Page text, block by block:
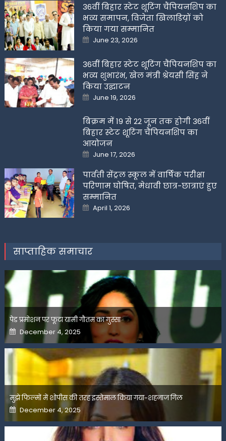
36वीं बिहार स्टेट शूटिंग चैंपियनशिप का
भव्य समापन, विजेता खिलाडिय़ों को
किया गया सम्मानित
Posted
on
June 23, 2026
36वीं बिहार स्टेट शूटिंग चैंपियनशिप का
भव्य शुभारंभ, खेल मंत्री श्रेयसी सिंह ने
किया उद्घाटन
Posted
on
June 19, 2026
बिक्रम में 19 से 22 जून तक होगी 36वीं
बिहार स्टेट शूटिंग चैंपियनशिप का
आयोजन
Posted
on
June 17, 2026
पार्वती सेंट्रल स्कूल में वार्षिक परीक्षा
परिणाम घोषित, मेधावी छात्र-छात्राएं हुए
सम्मानित
Posted
on
April 1, 2026
साप्ताहिक समाचार
पेड प्रमोशन पर फूटा यामी गौतम का गुस्सा
Posted
on
December 4, 2025
मुझे फिल्मों में शोपीस की तरह इस्तेमाल किया गया-शहनाज गिल
Posted
on
December 4, 2025